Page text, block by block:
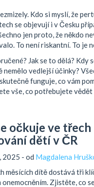
Kdo si myslí, že
se objevují i v Česku
jen proto, že někdo
To není riskantní. To je
Jak se to dělá? Kdy
vedlejší účinky?
funguje, co vám
vše, co potřebujete vědět
očkuje ve
dětí v ČR
2025 - od Magdalena
měsících dítě dostává tři
onemocněním. Zjistěte, co